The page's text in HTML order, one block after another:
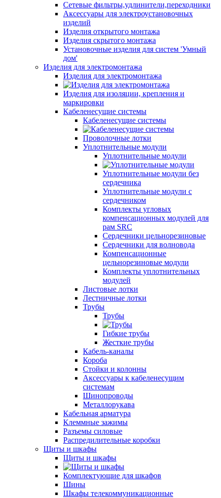
Сетевые фильтры,удлинители,переходники
Аксессуары для электроустановочных
изделий
Изделия открытого монтажа
Изделия скрытого монтажа
Установочные изделия для систем 'Умный
дом'
Изделия для электромонтажа
Изделия для электромонтажа
Изделия для изоляции, крепления и
маркировки
Кабеленесущие системы
Кабеленесущие системы
Проволочные лотки
Уплотнительные модули
Уплотнительные модули
Уплотнительные модули без
сердечника
Уплотнительные модули с
сердечником
Комплекты угловых
компенсационных модулей для
рам SRC
Сердечники цельнорезиновые
Сердечники для волновода
Компенсационные
цельнорезиновые модули
Комплекты уплотнительных
модулей
Листовые лотки
Лестничные лотки
Трубы
Трубы
Гибкие трубы
Жесткие трубы
Кабель-каналы
Короба
Стойки и колонны
Аксессуары к кабеленесущим
системам
Шинопроводы
Металлорукава
Кабельная арматура
Клеммные зажимы
Разъемы силовые
Распредилительные коробки
Щиты и шкафы
Щиты и шкафы
Комплектующие для шкафов
Шины
Шкафы телекоммуникационные